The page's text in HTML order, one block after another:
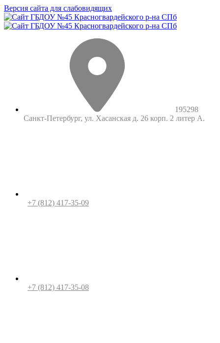
Версия сайта для слабовидящих
195298
Санкт-Петербург, ул. Хасанская д. 26 корп. 2 литер А.
+7 (812) 417-35-09
+7 (812) 417-35-08